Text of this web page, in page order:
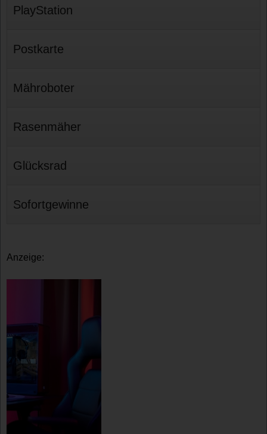
PlayStation
Postkarte
Mähroboter
Rasenmäher
Glücksrad
Sofortgewinne
Anzeige: